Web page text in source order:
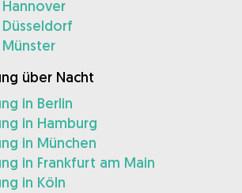
über Nacht
in Berlin
in Hamburg
in München
in Frankfurt am Main
in Köln